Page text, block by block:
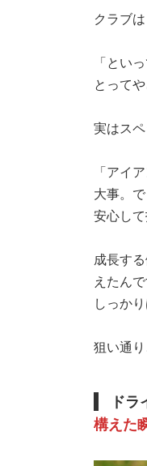
クラブ
「とい
とって
実はス
「アイ
大事。
安心し
成長す
えたん
しっか
狙い通
ドラ
構えた